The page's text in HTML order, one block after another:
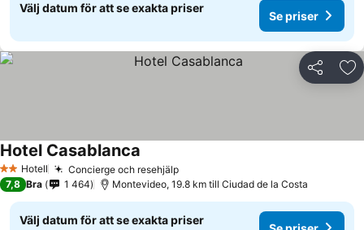
Välj datum för att se exakta priser
Se priser
Dela
2 Stjärnor
Hotell Concierge och resehjälp
Hotel Casablanca
7,8 Bra 1 464 Montevideo, 19.8 km till Ciudad de la Costa
Välj datum för att se exakta priser